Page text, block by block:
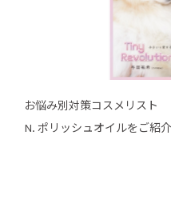
お悩み別対策コスメリスト
N. ポリッシュオイルをご紹